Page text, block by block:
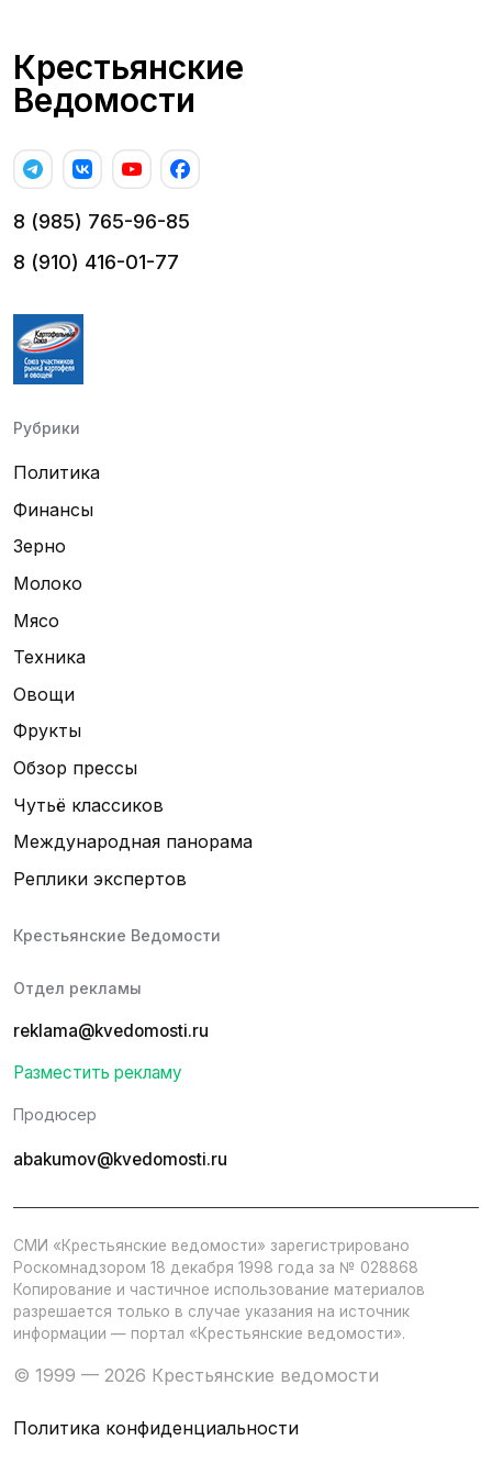
Крестьянские
Ведомости
8 (985) 765-96-85
8 (910) 416-01-77
Рубрики
Политика
Финансы
Зерно
Молоко
Мясо
Техника
Овощи
Фрукты
Обзор прессы
Чутьё классиков
Международная панорама
Реплики экспертов
Крестьянские Ведомости
Отдел рекламы
reklama@kvedomosti.ru
Разместить рекламу
Продюсер
abakumov@kvedomosti.ru
СМИ «Крестьянские ведомости» зарегистрировано
Роскомнадзором 18 декабря 1998 года за № 028868
Копирование и частичное использование материалов
разрешается только в случае указания на источник
информации — портал «Крестьянские ведомости».
© 1999 — 2026 Крестьянские ведомости
Политика конфиденциальности